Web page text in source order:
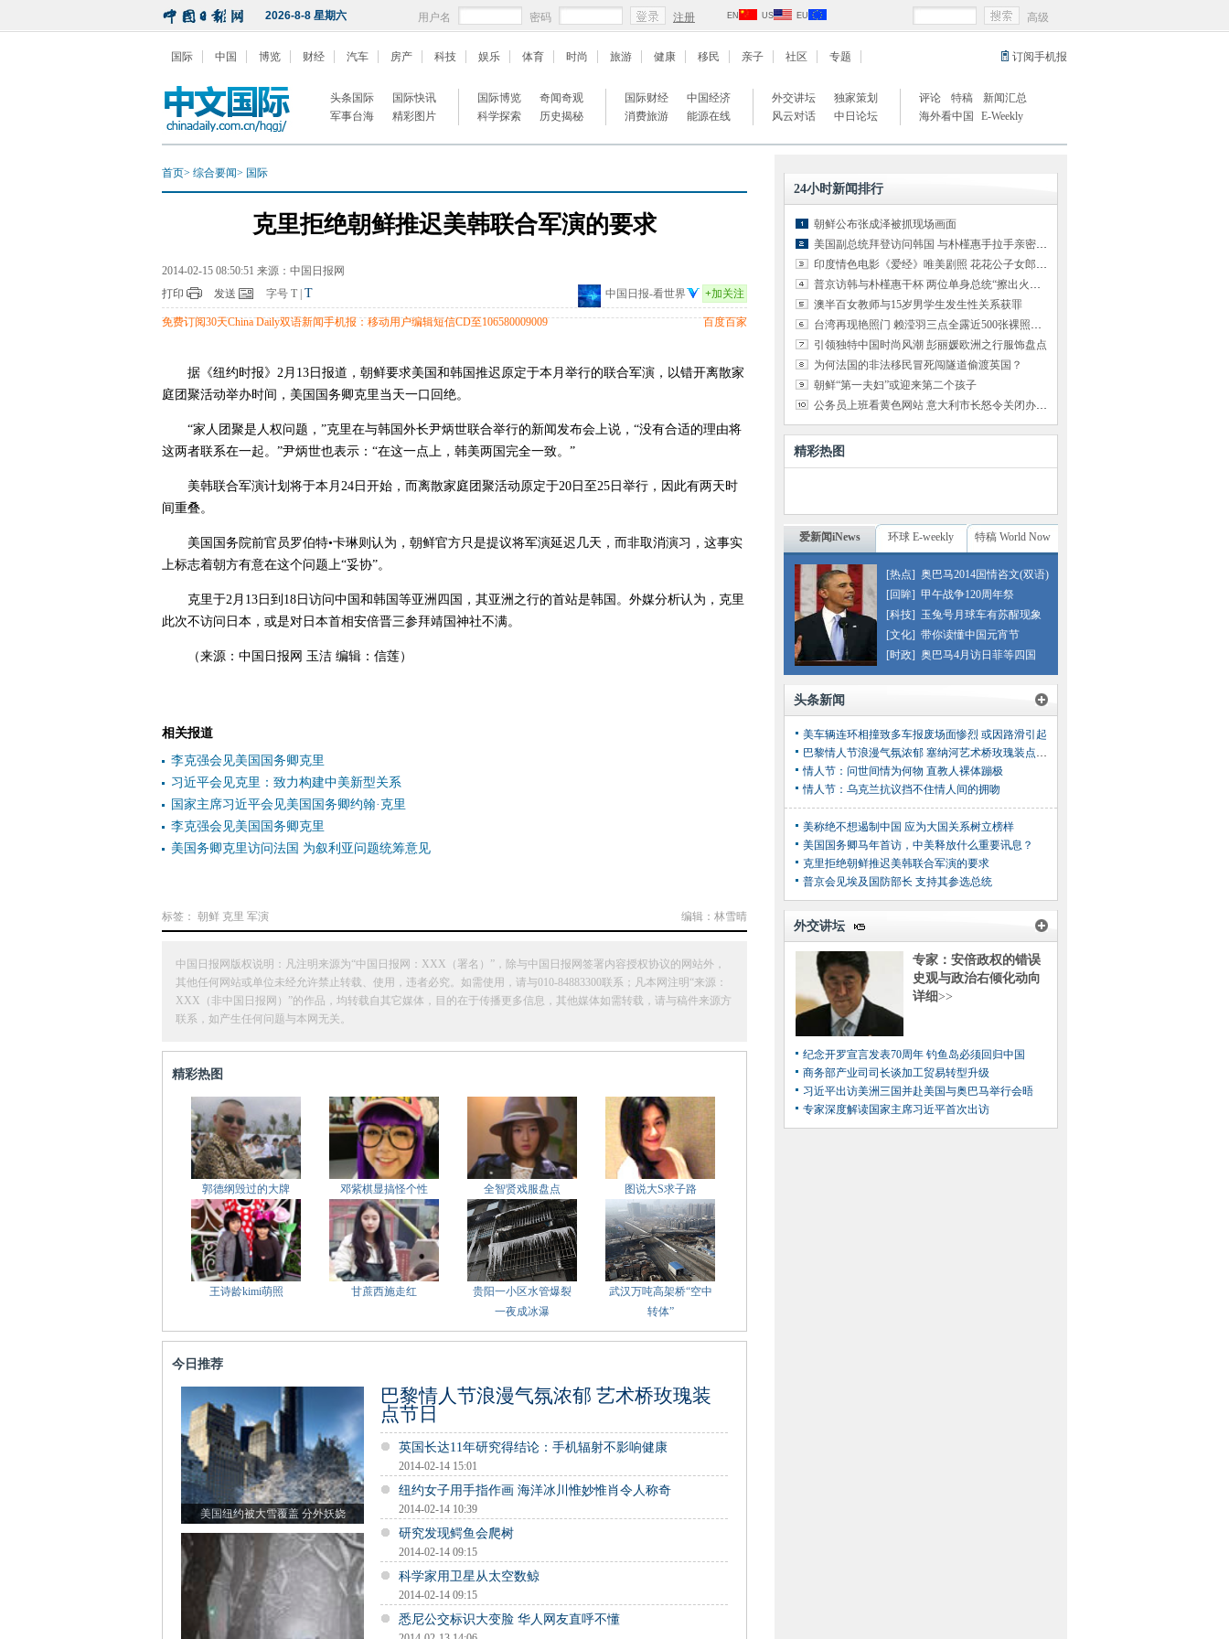
2026-8-8 星期六 用户名 密码 注册 EN US EU 高级
订阅手机报
国际 中国 博览 财经 汽车 房产 科技 娱乐 体育 时尚 旅游 健康 移民 亲子 社区 专题
头条国际
国际快讯
军事台海
精彩图片
国际博览
奇闻奇观
科学探索
历史揭秘
国际财经
中国经济
消费旅游
能源在线
外交讲坛
独家策划
风云对话
中日论坛
评论 特稿
新闻汇总
海外看中国
E-Weekly
首页> 综合要闻> 国际
克里拒绝朝鲜推迟美韩联合军演的要求
2014-02-15 08:50:51 来源：中国日报网
中国日报-看世界
+加关注
打印 发送 字号 T T
免费订阅30天China Daily双语新闻手机报：移动用户编辑短信CD至106580009009 百度百家
据《纽约时报》2月13日报道，朝鲜要求美国和韩国推迟原定于本月举行的联合军演，以错开离散家
庭团聚活动举办时间，美国国务卿克里当天一口回绝。
“家人团聚是人权问题，”克里在与韩国外长尹炳世联合举行的新闻发布会上说，“没有合适的理由将
这两者联系在一起。”尹炳世也表示：“在这一点上，韩美两国完全一致。”
美韩联合军演计划将于本月24日开始，而离散家庭团聚活动原定于20日至25日举行，因此有两天时
间重叠。
美国国务院前官员罗伯特•卡琳则认为，朝鲜官方只是提议将军演延迟几天，而非取消演习，这事实
上标志着朝方有意在这个问题上“妥协”。
克里于2月13日到18日访问中国和韩国等亚洲四国，其亚洲之行的首站是韩国。外媒分析认为，克里
此次不访问日本，或是对日本首相安倍晋三参拜靖国神社不满。
（来源：中国日报网 玉洁 编辑：信莲）
相关报道
李克强会见美国国务卿克里
习近平会见克里：致力构建中美新型关系
国家主席习近平会见美国国务卿约翰·克里
李克强会见美国国务卿克里
美国务卿克里访问法国 为叙利亚问题统筹意见
编辑：林雪晴
标签： 朝鲜 克里 军演
中国日报网版权说明：凡注明来源为“中国日报网：XXX（署名）”，除与中国日报网签署内容授权协议的网站外，
其他任何网站或单位未经允许禁止转载、使用，违者必究。如需使用，请与010-84883300联系；凡本网注明“来源：
XXX（非中国日报网）”的作品，均转载自其它媒体，目的在于传播更多信息，其他媒体如需转载，请与稿件来源方
联系，如产生任何问题与本网无关。
精彩热图
郭德纲毁过的大牌 邓紫棋显搞怪个性 全智贤戏服盘点 图说大S求子路
王诗龄kimi萌照 甘蔗西施走红
贵阳一小区水管爆裂
一夜成冰瀑
武汉万吨高架桥“空中
转体”
今日推荐
美国纽约被大雪覆盖 分外妖娆
巴黎情人节浪漫气氛浓郁 艺术桥玫瑰装
点节日
英国长达11年研究得结论：手机辐射不影响健康
2014-02-14 15:01
纽约女子用手指作画 海洋冰川惟妙惟肖令人称奇
2014-02-14 10:39
研究发现鳄鱼会爬树
2014-02-14 09:15
科学家用卫星从太空数鲸
2014-02-14 09:15
悉尼公交标识大变脸 华人网友直呼不懂
24小时新闻排行
朝鲜公布张成泽被抓现场画面
美国副总统拜登访问韩国 与朴槿惠手拉手亲密交谈
印度情色电影《爱经》唯美剧照 花花公子女郎出演
普京访韩与朴槿惠干杯 两位单身总统“擦出火花”（组图）
澳半百女教师与15岁男学生发生性关系获罪
台湾再现艳照门 赖滢羽三点全露近500张裸照外泄
引领独特中国时尚风潮 彭丽媛欧洲之行服饰盘点
为何法国的非法移民冒死闯隧道偷渡英国？
朝鲜“第一夫妇”或迎来第二个孩子
公务员上班看黄色网站 意大利市长怒令关闭办公室网络
精彩热图
爱新闻iNews 环球 E-weekly 特稿 World Now
[热点] 奥巴马2014国情咨文(双语)
[回眸] 甲午战争120周年祭
[科技] 玉兔号月球车有苏醒现象
[文化] 带你读懂中国元宵节
[时政] 奥巴马4月访日菲等四国
头条新闻
美车辆连环相撞致多车报废场面惨烈 或因路滑引起
巴黎情人节浪漫气氛浓郁 塞纳河艺术桥玫瑰装点节日
情人节：问世间情为何物 直教人裸体蹦极
情人节：乌克兰抗议挡不住情人间的拥吻
美称绝不想遏制中国 应为大国关系树立榜样
美国国务卿马年首访，中美释放什么重要讯息？
克里拒绝朝鲜推迟美韩联合军演的要求
普京会见埃及国防部长 支持其参选总统
外交讲坛
专家：安倍政权的错误
史观与政治右倾化动向
详细>>
纪念开罗宣言发表70周年 钓鱼岛必须回归中国
商务部产业司司长谈加工贸易转型升级
习近平出访美洲三国并赴美国与奥巴马举行会晤
专家深度解读国家主席习近平首次出访